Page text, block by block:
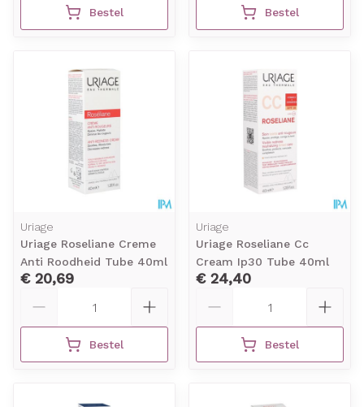
Bestel Bestel
Uriage
Uriage Roseliane Creme
Anti Roodheid Tube 40ml
€ 20,69
Bestel
Uriage
Uriage Roseliane Cc
Cream Ip30 Tube 40ml
€ 24,40
Bestel